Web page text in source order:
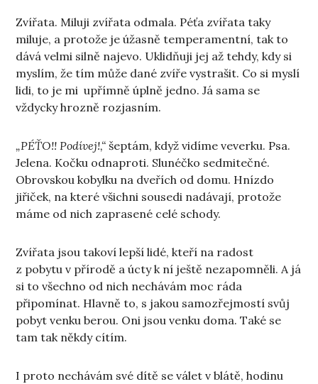
Zvířata. Miluji zvířata odmala. Péťa zvířata taky
miluje, a protože je úžasně temperamentní, tak to
dává velmi silně najevo. Uklidňuji jej až tehdy, kdy si
myslím, že tím může dané zvíře vystrašit. Co si myslí
lidi, to je mi upřímně úplně jedno. Já sama se
vždycky hrozně rozjasním.
„PÉŤO!! Podívej!,“ šeptám, když vidíme veverku. Psa.
Jelena. Kočku odnaproti. Slunéčko sedmitečné.
Obrovskou kobylku na dveřích od domu. Hnízdo
jiřiček, na které všichni sousedi nadávají, protože
máme od nich zaprasené celé schody.
Zvířata jsou takoví lepší lidé, kteří na radost
z pobytu v přírodě a úcty k ní ještě nezapomněli. A já
si to všechno od nich nechávám moc ráda
připomínat. Hlavně to, s jakou samozřejmostí svůj
pobyt venku berou. Oni jsou venku doma. Také se
tam tak někdy cítím.
I proto nechávám své dítě se válet v blátě, hodinu